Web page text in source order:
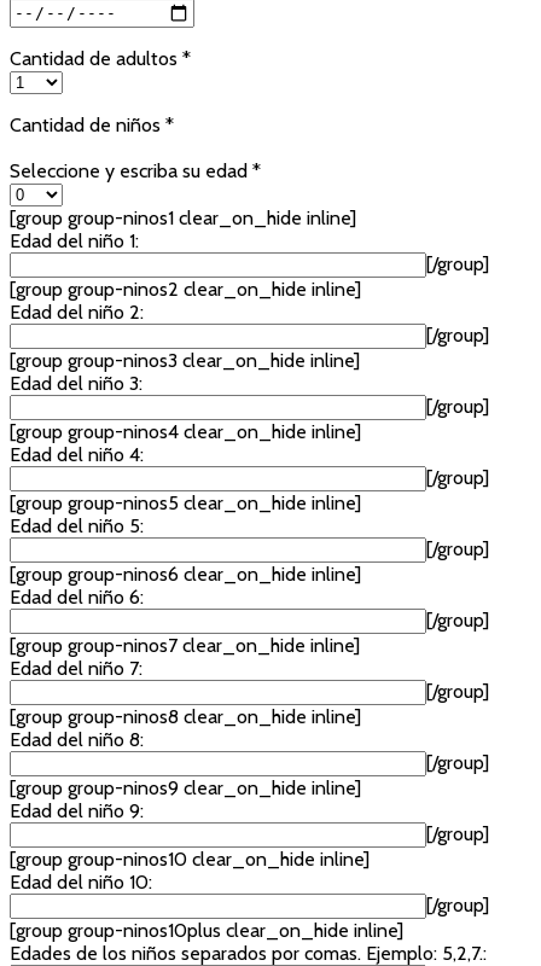
Cantidad de adultos *
Cantidad de niños *
Seleccione y escriba su edad *
[group group-ninos1 clear_on_hide inline]
Edad del niño 1:
[/group]
[group group-ninos2 clear_on_hide inline]
Edad del niño 2:
[/group]
[group group-ninos3 clear_on_hide inline]
Edad del niño 3:
[/group]
[group group-ninos4 clear_on_hide inline]
Edad del niño 4:
[/group]
[group group-ninos5 clear_on_hide inline]
Edad del niño 5:
[/group]
[group group-ninos6 clear_on_hide inline]
Edad del niño 6:
[/group]
[group group-ninos7 clear_on_hide inline]
Edad del niño 7:
[/group]
[group group-ninos8 clear_on_hide inline]
Edad del niño 8:
[/group]
[group group-ninos9 clear_on_hide inline]
Edad del niño 9:
[/group]
[group group-ninos10 clear_on_hide inline]
Edad del niño 10:
[/group]
[group group-ninos10plus clear_on_hide inline]
Edades de los niños separados por comas. Ejemplo: 5,2,7.: